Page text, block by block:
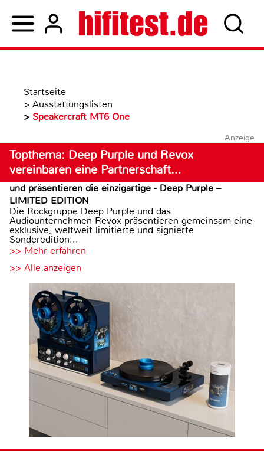
Startseite
> Ausstattungslisten
> Speakercraft MT6 One
Anzeige
Topthema: Deep Purple und Revox
vereinbaren eine Partnerschaft…
und präsentieren die einzigartige - Deep Purple –
LIMITED EDITION
Die Rockgruppe Deep Purple und das
Audiounternehmen Revox präsentieren gemeinsam eine
exklusive, weltweit limitierte und signierte
Sonderedition...
>> Mehr erfahren
>> Alle anzeigen